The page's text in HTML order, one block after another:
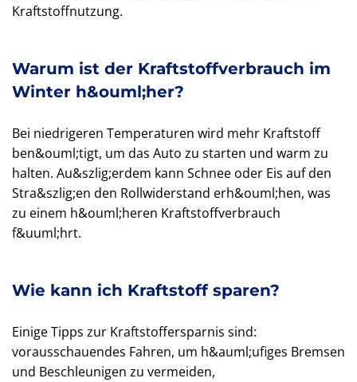
Kraftstoffnutzung.
Warum ist der Kraftstoffverbrauch im
Winter h&ouml;her?
Bei niedrigeren Temperaturen wird mehr Kraftstoff
ben&ouml;tigt, um das Auto zu starten und warm zu
halten. Au&szlig;erdem kann Schnee oder Eis auf den
Stra&szlig;en den Rollwiderstand erh&ouml;hen, was
zu einem h&ouml;heren Kraftstoffverbrauch
f&uuml;hrt.
Wie kann ich Kraftstoff sparen?
Einige Tipps zur Kraftstoffersparnis sind:
vorausschauendes Fahren, um h&auml;ufiges Bremsen
und Beschleunigen zu vermeiden,